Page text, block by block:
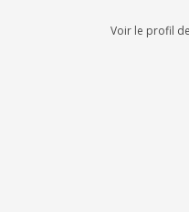
Voir le profil de